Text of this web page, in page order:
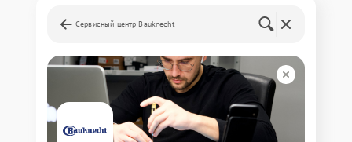
Сервисный центр Bauknecht